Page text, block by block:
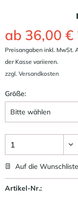
ab 36,00 €
Preisangaben inkl. MwSt.
der Kasse variieren.
zzgl. Versandkosten
Größe:
Auf die Wunschliste
Artikel-Nr.: